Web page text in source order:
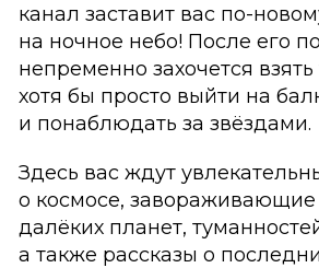
канал заставит вас по-
на ночное небо! После его
непременно захочется
хотя бы просто выйти на
и понаблюдать за звёздами.
Здесь вас ждут
о космосе,
далёких планет,
а также рассказы о